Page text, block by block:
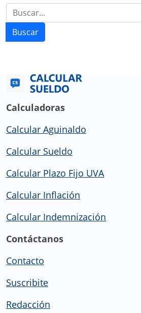
Buscar
Calculadoras
Calcular Aguinaldo
Calcular Sueldo
Calcular Plazo Fijo UVA
Calcular Inflación
Calcular Indemnización
Contáctanos
Contacto
Suscribite
Redacción